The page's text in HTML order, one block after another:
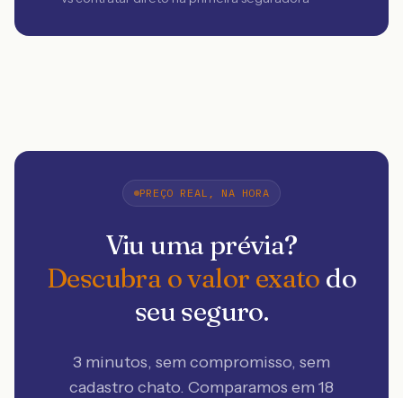
PREÇO REAL, NA HORA
Viu uma prévia?
Descubra o valor exato do
seu seguro.
3 minutos, sem compromisso, sem
cadastro chato. Comparamos em 18